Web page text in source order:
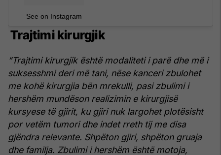
See on Instagram
Trajtimi kirurgjik
“Trajtimi kirurgjik është modaliteti i parë dhe më i
suksesshmi deri më tani, nëse kanceri zbulohet
me kohë kirurgjia bën mrekulli, pasi zbulimi i
hershëm mundëson realizimin e kirurgjisë
kursyese të gjirit, ku gjiri nuk largohet plotësisht
por vetëm tumori dhe indet rreth tij me disa
gjëndra relevante. Shpëton gjiri, shpëton gruaja
dhe familja. Zbulimi i hershëm është motoja,